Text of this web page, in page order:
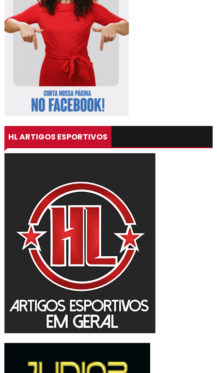
HL ARTIGOS ESPORTIVOS